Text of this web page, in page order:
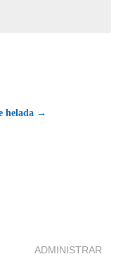
helada →
ADMINISTRAR